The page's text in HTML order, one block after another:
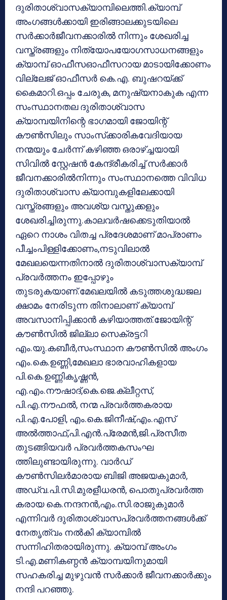
ദുരിതാശ്വാസക്യാമ്പിലെത്തി.ക്യാമ്പ്
അംഗങ്ങള്‍ക്കായി ഇരിങ്ങാലക്കുടയിലെ
സര്‍ക്കാര്‍ജീവനക്കാരില്‍ നിന്നും ശേഖരിച്ച
വസ്ത്രങ്ങളും നിത്യോപയോഗസാധനങ്ങളും
ക്യാമ്പ് ഓഫീസഓഫീസറായ മാടായിക്കോണം
വില്ലേജ് ഓഫീസര്‍ കെ.എ. ബുഷറയ്ക്ക്
കൈമാറി.ഒപ്പം ചേരുക, മനുഷ്യനാകുക എന്ന
സംസ്ഥാനതല ദുരിതാശ്വാസ
ക്യാമ്പയിനിന്റെ ഭാഗമായി ജോയിന്റ്
കൗണ്‍സിലും സാംസ്‌ക്കാരികവേദിയായ
നന്മയും ചേര്‍ന്ന് കഴിഞ്ഞ ഒരാഴ്ച്ചയായി
സിവില്‍ സ്റ്റേഷന്‍ കേന്ദ്രീകരിച്ച് സര്‍ക്കാര്‍
ജീവനക്കാരില്‍നിന്നും സംസ്ഥാനത്തെ വിവിധ
ദുരിതാശ്വാസ ക്യാമ്പുകളിലേക്കായി
വസ്ത്രങ്ങളും അവശ്യ വസ്തുക്കളും
ശേഖരിച്ചിരുന്നു.കാലവര്‍ഷക്കെടുതിയാല്‍
ഏറെ നാശം വിതച്ച പ്രദേശമാണ് മാപ്രാണം
പീച്ചംപിള്ളിക്കോണം,നടുവിലാല്‍
മേഖലയെന്നതിനാല്‍ ദുരിതാശ്വാസക്യാമ്പ്
പ്രവര്‍ത്തനം ഇപ്പോഴും
തുടരുകയാണ്.മേഖലയില്‍ കടുത്തശുദ്ധജല
ക്ഷാമം നേരിടുന്ന തിനാലാണ് ക്യാമ്പ്
അവസാനിപ്പിക്കാന്‍ കഴിയാത്തത്.ജോയിന്റ്
കൗണ്‍സില്‍ ജില്ലാ സെക്രട്ടറി
എം.യു.കബീര്‍,സംസ്ഥാന കൗണ്‍സില്‍ അംഗം
എം.കെ.ഉണ്ണി,മേഖലാ ഭാരവാഹികളായ
പി.കെ.ഉണ്ണികൃഷ്ണന്‍,
എ.എം.നൗഷാദ്,കെ.ജെ.ക്ലീറ്റസ്,
പി.എ.നൗഫല്‍, നന്മ പ്രവര്‍ത്തകരായ
പി.എ.പോളി, എം.കെ.ജിനീഷ്,എം.എസ്
അല്‍ത്താഫ്,പി.എന്‍.പ്രേമന്‍,ജി.പ്രസീത
തുടങ്ങിയവര്‍ പ്രവര്‍ത്തകസംഘ
ത്തിലുണ്ടായിരുന്നു. വാര്‍ഡ്
കൗണ്‍സിലര്‍മാരായ ബിജി അജയകുമാര്‍,
അഡ്വ.പി.സി.മുരളീധരന്‍, പൊതുപ്രവര്‍ത്ത
കരായ കെ.നന്ദനന്‍,എം.സി.രാജുകുമാര്‍
എന്നിവര്‍ ദുരിതാശ്വാസപ്രവര്‍ത്തനങ്ങള്‍ക്ക്
നേതൃത്വം നല്‍കി ക്യാമ്പില്‍
സന്നിഹിതരായിരുന്നു. ക്യാമ്പ് അംഗം
ടി.എ.മണികണ്ഠന്‍ ക്യാമ്പയിനുമായി
സഹകരിച്ച മുഴുവന്‍ സര്‍ക്കാര്‍ ജീവനക്കാര്‍ക്കും
നന്ദി പറഞ്ഞു.